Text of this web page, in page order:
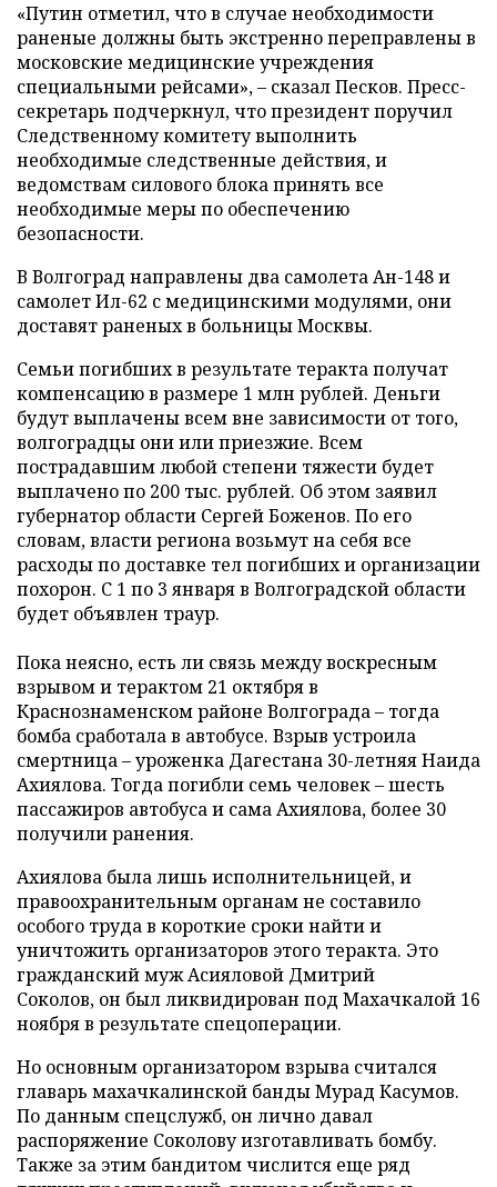
«Путин отметил, что в случае необходимости
раненые должны быть экстренно переправлены в
московские медицинские учреждения
специальными рейсами», – сказал Песков. Пресс-
секретарь подчеркнул, что президент поручил
Следственному комитету выполнить
необходимые следственные действия, и
ведомствам силового блока принять все
необходимые меры по обеспечению
безопасности.
В Волгоград направлены два самолета Ан-148 и
самолет Ил-62 с медицинскими модулями, они
доставят раненых в больницы Москвы.
Семьи погибших в результате теракта получат
компенсацию в размере 1 млн рублей. Деньги
будут выплачены всем вне зависимости от того,
волгоградцы они или приезжие. Всем
пострадавшим любой степени тяжести будет
выплачено по 200 тыс. рублей. Об этом заявил
губернатор области Сергей Боженов. По его
словам, власти региона возьмут на себя все
расходы по доставке тел погибших и организации
похорон. С 1 по 3 января в Волгоградской области
будет объявлен траур.
Пока неясно, есть ли связь между воскресным
взрывом и терактом 21 октября в
Краснознаменском районе Волгограда – тогда
бомба сработала в автобусе. Взрыв устроила
смертница – уроженка Дагестана 30-летняя Наида
Ахиялова. Тогда погибли семь человек – шесть
пассажиров автобуса и сама Ахиялова, более 30
получили ранения.
Ахиялова была лишь исполнительницей, и
правоохранительным органам не составило
особого труда в короткие сроки найти и
уничтожить организаторов этого теракта. Это
гражданский муж Асияловой Дмитрий
Соколов, он был ликвидирован под Махачкалой 16
ноября в результате спецоперации.
Но основным организатором взрыва считался
главарь махачкалинской банды Мурад Касумов.
По данным спецслужб, он лично давал
распоряжение Соколову изготавливать бомбу.
Также за этим бандитом числится еще ряд